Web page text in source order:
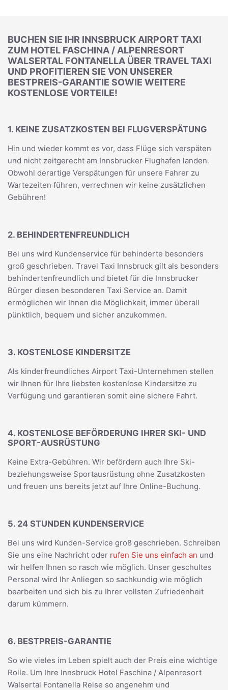
BUCHEN SIE IHR INNSBRUCK AIRPORT TAXI
ZUM HOTEL FASCHINA / ALPENRESORT
WALSERTAL FONTANELLA ÜBER TRAVEL TAXI
UND PROFITIEREN SIE VON UNSERER
BESTPREIS-GARANTIE SOWIE WEITERE
KOSTENLOSE VORTEILE!
1. KEINE ZUSATZKOSTEN BEI FLUGVERSPÄTUNG
Hin und wieder kommt es vor, dass Flüge sich verspäten
und nicht zeitgerecht am Innsbrucker Flughafen landen.
Obwohl derartige Verspätungen für unsere Fahrer zu
Wartezeiten führen, verrechnen wir keine zusätzlichen
Gebühren!
2. BEHINDERTENFREUNDLICH
Bei uns wird Kundenservice für behinderte besonders
groß geschrieben. Travel Taxi Innsbruck gilt als besonders
behindertenfreundlich und bietet für die Innsbrucker
Bürger diesen besonderen Taxi Service an. Damit
ermöglichen wir Ihnen die Möglichkeit, immer überall
pünktlich, bequem und sicher anzukommen.
3. KOSTENLOSE KINDERSITZE
Als kinderfreundliches Airport Taxi-Unternehmen stellen
wir Ihnen für Ihre liebsten kostenlose Kindersitze zu
Verfügung und garantieren somit eine sichere Fahrt.
4. KOSTENLOSE BEFÖRDERUNG IHRER SKI- UND
SPORT-AUSRÜSTUNG
Keine Extra-Gebühren. Wir befördern auch Ihre Ski-
beziehungsweise Sportausrüstung ohne Zusatzkosten
und freuen uns bereits jetzt auf Ihre Online-Buchung.
5. 24 STUNDEN KUNDENSERVICE
Bei uns wird Kunden-Service groß geschrieben. Schreiben
Sie uns eine Nachricht oder rufen Sie uns einfach an und
wir helfen Ihnen so rasch wie möglich. Unser geschultes
Personal wird Ihr Anliegen so sachkundig wie möglich
bearbeiten und sich bis zu Ihrer vollsten Zufriedenheit
darum kümmern.
6. BESTPREIS-GARANTIE
So wie vieles im Leben spielt auch der Preis eine wichtige
Rolle. Um Ihre Innsbruck Hotel Faschina / Alpenresort
Walsertal Fontanella Reise so angenehm und